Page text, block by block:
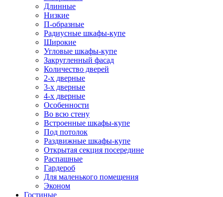
Длинные
Низкие
П-образные
Радиусные шкафы-купе
Широкие
Угловые шкафы-купе
Закругленный фасад
Количество дверей
2-х дверные
3-х дверные
4-х дверные
Особенности
Во всю стену
Встроенные шкафы-купе
Под потолок
Раздвижные шкафы-купе
Открытая секция посередине
Распашные
Гардероб
Для маленького помещения
Эконом
Гостиные